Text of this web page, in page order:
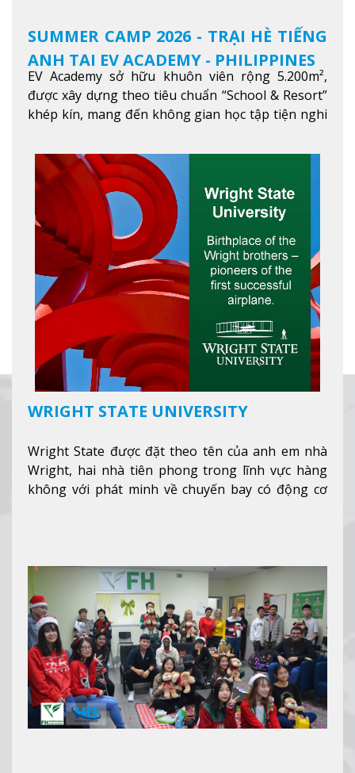
SUMMER CAMP 2026 - TRẠI HÈ TIẾNG
ANH TẠI EV ACADEMY - PHILIPPINES
EV Academy sở hữu khuôn viên rộng 5.200m²,
được xây dựng theo tiêu chuẩn “School & Resort”
khép kín, mang đến không gian học tập tiện nghi
ích hiện đạXem thêm
WRIGHT STATE UNIVERSITY
Wright State được đặt theo tên của anh em nhà
Wright, hai nhà tiên phong trong lĩnh vực hàng
không với phát minh về chuyến bay có động cơ